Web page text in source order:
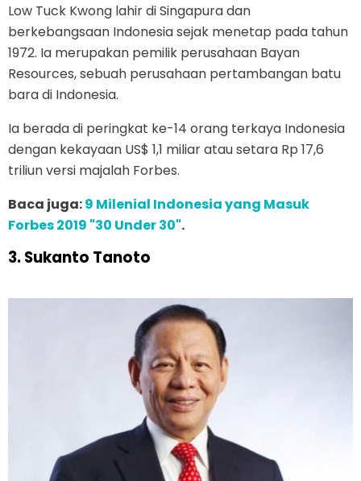
Low Tuck Kwong lahir di Singapura dan
berkebangsaan Indonesia sejak menetap pada tahun
1972. Ia merupakan pemilik perusahaan Bayan
Resources, sebuah perusahaan pertambangan batu
bara di Indonesia.
Ia berada di peringkat ke-14 orang terkaya Indonesia
dengan kekayaan US$ 1,1 miliar atau setara Rp 17,6
triliun versi majalah Forbes.
Baca juga:9 Milenial Indonesia yang Masuk
Forbes 2019 "30 Under 30".
3. Sukanto Tanoto